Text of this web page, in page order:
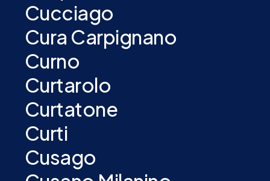
Cucciago
Cura Carpignano
Curno
Curtarolo
Curtatone
Curti
Cusago